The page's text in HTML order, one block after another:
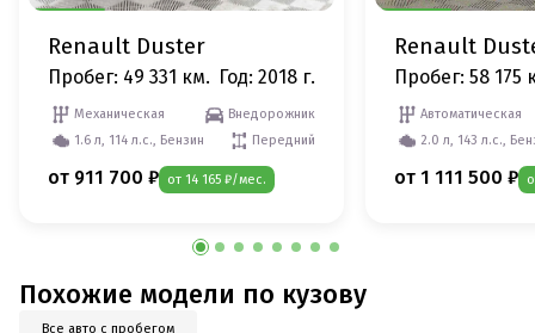
Renault Duster
Пробег: 49 331 км. Год: 2018 г.
Механическая
Внедорожник
1.6 л, 114 л.с., Бензин
Передний
от 911 700 ₽ от 14 165 ₽/мес.
Renault
Пробег: 58 175
Автоматическая
2.0 л, 143 л.с.,
от 1 111 500 ₽
Похожие модели по кузову
Все авто с пробегом